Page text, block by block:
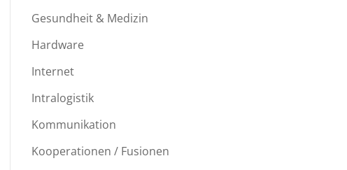
Gesundheit & Medizin
Hardware
Internet
Intralogistik
Kommunikation
Kooperationen / Fusionen